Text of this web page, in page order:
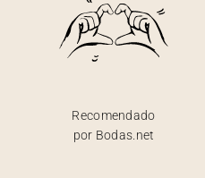
Recomendado
por Bodas.net